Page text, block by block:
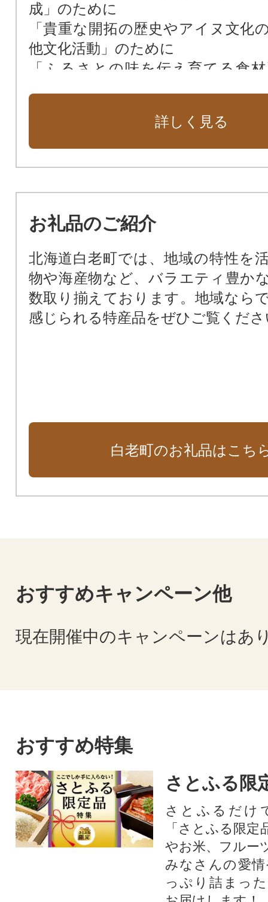
成」のために
「貴重な開拓の歴史やアイヌ文化
他文化活動」のために
「ふるさとの味を伝え育てる食
「元気な町民活動・協働のまちづ
に
「誰もがキラキラと安心して暮ら
りの保全、住みよい環境づくり」
詳しく見る
お礼品のご紹介
北海道白老町では、地域の特性を
物や海産物など、バラエティ豊か
数取り揃えております。地域なら
感じられる特産品をぜひご覧くだ
白老町のお礼品はこち
おすすめキャンペーン他
現在開催中のキャンペーンはあ
おすすめ特集
さとふる限
さとふるだけ
「さとふる限
やお米、フルー
みなさんの愛
っぷり詰まっ